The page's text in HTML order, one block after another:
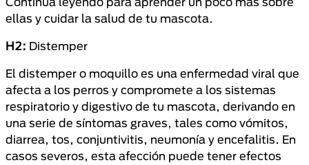
ellas y cuidar la salud de tu mascota.
H2: Distemper
El distemper o moquillo es una enfermedad viral que
afecta a los perros y compromete a los sistemas
respiratorio y digestivo de tu mascota, derivando en
una serie de síntomas graves, tales como vómitos,
diarrea, tos, conjuntivitis, neumonía y encefalitis. En
casos severos, esta afección puede tener efectos